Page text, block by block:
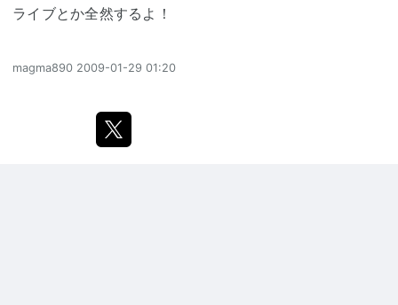
ライブとか全然するよ！
magma890 2009-01-29 01:20